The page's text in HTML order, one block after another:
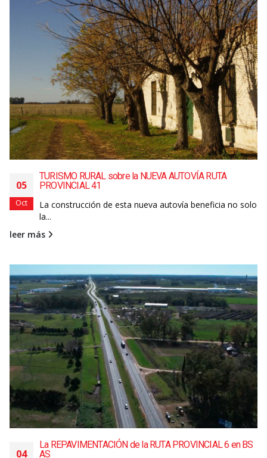
05
Oct
TURISMO RURAL sobre la NUEVA AUTOVÍA RUTA
PROVINCIAL 41
La construcción de esta nueva autovía beneficia no solo
la...
leer más
04
La REPAVIMENTACIÓN de la RUTA PROVINCIAL 6 en BS
AS